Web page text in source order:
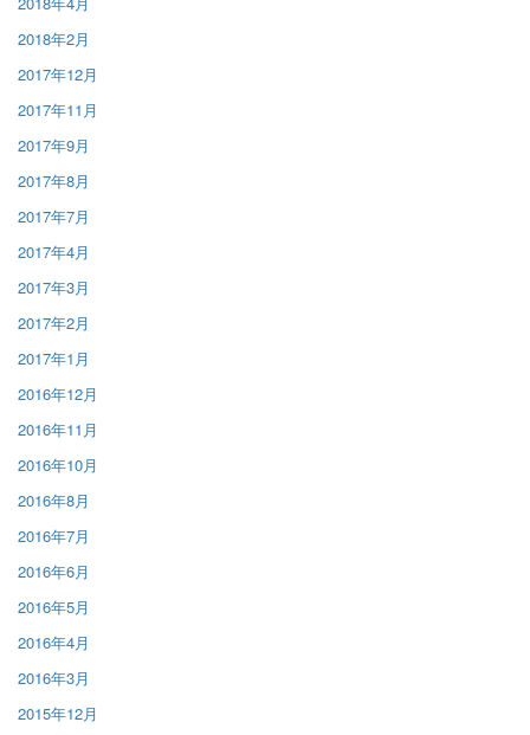
2018年2月
2017年12月
2017年11月
2017年9月
2017年8月
2017年7月
2017年4月
2017年3月
2017年2月
2017年1月
2016年12月
2016年11月
2016年10月
2016年8月
2016年7月
2016年6月
2016年5月
2016年4月
2016年3月
2015年12月